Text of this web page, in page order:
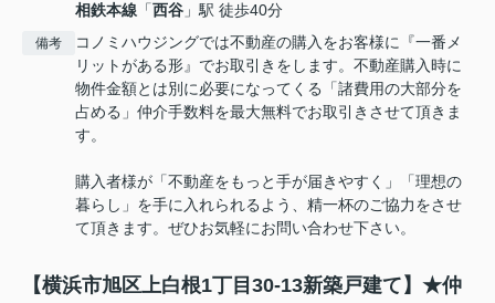
相鉄本線 「西谷 」駅 徒歩40分
備考
コノミハウジングでは不動産の購入をお客様に『一番メ
リットがある形』でお取引きをします。不動産購入時に
物件金額とは別に必要になってくる「諸費用の大部分を
占める」仲介手数料を最大無料でお取引きさせて頂きま
す。
購入者様が「不動産をもっと手が届きやすく」「理想の
暮らし」を手に入れられるよう、精一杯のご協力をさせ
て頂きます。ぜひお気軽にお問い合わせ下さい。
【横浜市旭区上白根1丁目30-13新築戸建て】★仲